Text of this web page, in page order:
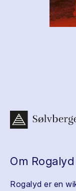
Om Rogalyd
Rogalyd er en